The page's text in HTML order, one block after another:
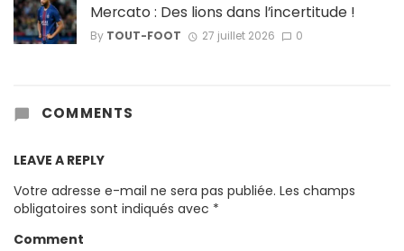
Mercato : Des lions dans l’incertitude !
By TOUT-FOOT 27 juillet 2026 0
COMMENTS
LEAVE A REPLY
Votre adresse e-mail ne sera pas publiée. Les champs
obligatoires sont indiqués avec *
Comment